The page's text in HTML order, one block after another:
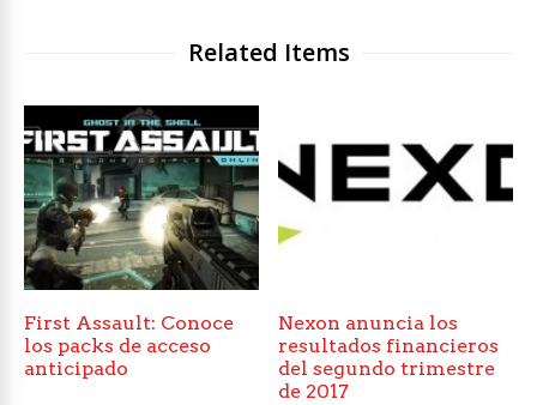
Related Items
First Assault: Conoce
los packs de acceso
anticipado
Nexon anuncia los
resultados financieros
del segundo trimestre
de 2017